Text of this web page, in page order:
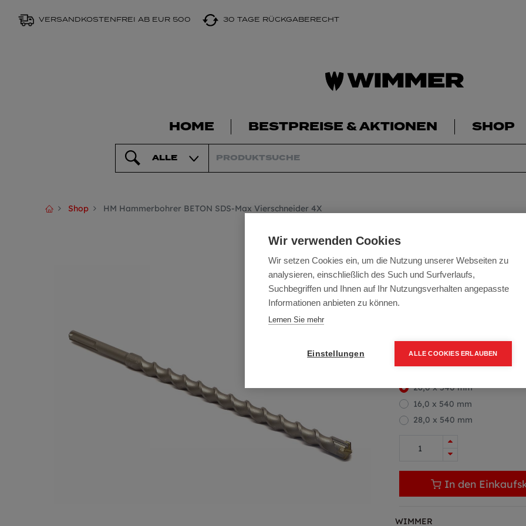
VERSANDKOSTENFREI AB EUR 500 30 TAGE RÜCKGABERECHT
HOME BESTPREISE & AKTIONEN SHOP
ALLE
Shop HM Hammerbohrer BETON SDS-Max Vierschneider 4X
HM
Vierschneider 4X
Artikelnummer: 00035-260540
17,49 € / Stk.
26,0 x 540 mm
16,0 x 540 mm
28,0 x 540 mm
In den
WIMMER
Wir verwenden Cookies
Wir setzen Cookies ein, um die Nutzung unserer Webseiten zu
analysieren, einschließlich des Such und Surfverlaufs,
Suchbegriffen und Ihnen auf Ihr Nutzungsverhalten angepasste
Informationen anbieten zu können.
Lernen Sie mehr
Einstellungen ALLE COOKIES ERLAUBEN